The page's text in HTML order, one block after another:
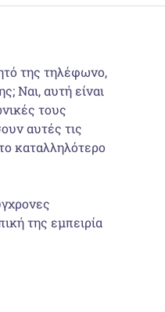
της τηλέφωνο,
Ναι, αυτή είναι
τους
αυτές τις
καταλληλότερο
της εμπειρία